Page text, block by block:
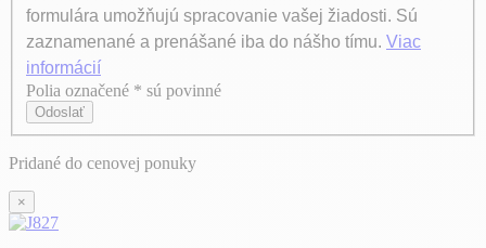
formulára umožňujú spracovanie vašej žiadosti. Sú
zaznamenané a prenášané iba do nášho tímu. Viac
informácií
Axeptio consent
Polia označené * sú povinné
Odoslať
Pridané do cenovej ponuky
×